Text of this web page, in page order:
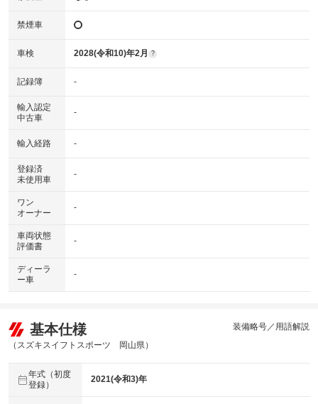
禁煙車
車検 2028(令和10)年2月 ?
記録簿 -
輸入認定
中古車
-
輸入経路 -
登録済
未使用車
-
ワン
オーナー
-
車両状態
評価書
-
ディーラ
ー車
-
基本仕様
（スズキスイフトスポーツ 岡山県）
装備略号／用語解説
年式（初度
登録）
2021(令和3)年